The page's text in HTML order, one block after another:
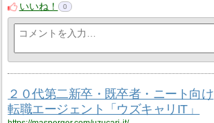
いいね！
0
２０代第二新卒・既卒者・ニート向け
転職エージェント「ウズキャリIT」